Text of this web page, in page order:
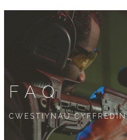
FAQ
CWESTIYNAU CYFFREDIN